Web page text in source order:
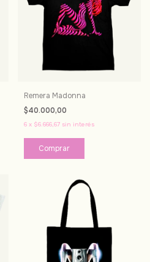
Remera Madonna
$40.000,00
6 x $6.666,67 sin interés
Comprar